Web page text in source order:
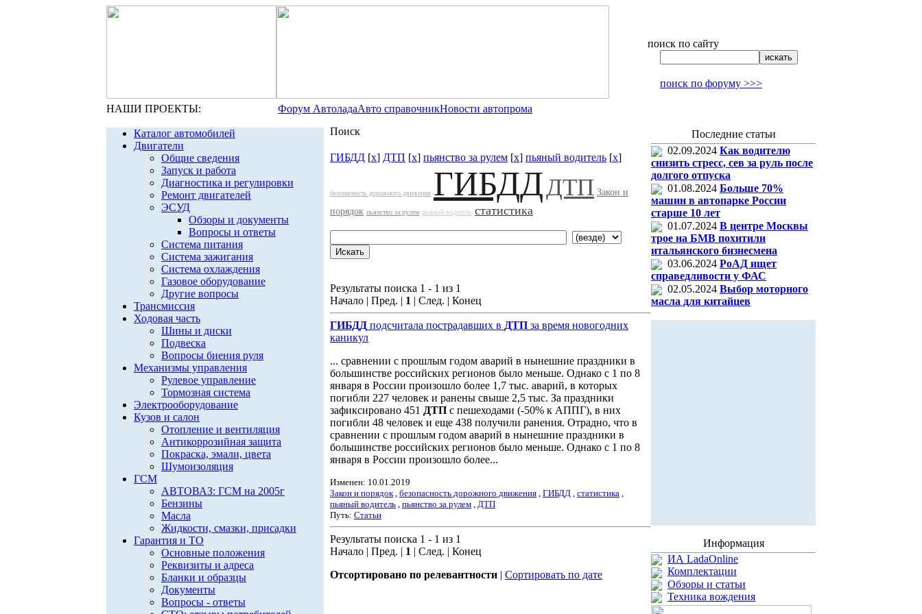
поиск по сайту
поиск по форуму >>>
НАШИ ПРОЕКТЫ: Форум АвтоладаАвто справочникНовости автопрома
Каталог автомобилей
Двигатели
Общие сведения
Запуск и работа
Диагностика и регулировки
Ремонт двигателей
ЭСУД
Обзоры и документы
Вопросы и ответы
Система питания
Система зажигания
Система охлаждения
Газовое оборудование
Другие вопросы
Трансмиссия
Ходовая часть
Шины и диски
Подвеска
Вопросы биения руля
Механизмы управления
Рулевое управление
Тормозная система
Электрооборудование
Кузов и салон
Отопление и вентиляция
Антикоррозийная защита
Покраска, эмали, цвета
Шумоизоляция
ГСМ
АВТОВАЗ: ГСМ на 2005г
Бензины
Масла
Жидкости, смазки, присадки
Гарантия и ТО
Основные положения
Реквизиты и адреса
Бланки и образцы
Документы
Вопросы - ответы
Поиск
ГИБДД [x] ДТП [x] пьянство за рулем [x] пьяный водитель [x]
безопасность дорожного движения ГИБДДДТП Закон и
порядок пьянство за рулем пьяный водитель статистика
Результаты поиска 1 - 1 из 1
Начало | Пред. | 1 | След. | Конец
ГИБДД подсчитала пострадавших в ДТП за время новогодних
каникул
... сравнении с прошлым годом аварий в нынешние праздники в
большинстве российских регионов было меньше. Однако с 1 по 8
января в России произошло более 1,7 тыс. аварий, в которых
погибли 227 человек и ранены свыше 2,5 тыс. За праздники
зафиксировано 451 ДТП с пешеходами (-50% к АППГ), в них
погибли 48 человек и еще 438 получили ранения. Отрадно, что в
сравнении с прошлым годом аварий в нынешние праздники в
большинстве российских регионов было меньше. Однако с 1 по 8
января в России произошло более...
Изменен: 10.01.2019
Закон и порядок, безопасность дорожного движения , ГИБДД , статистика ,
пьяный водитель , пьянство за рулем , ДТП
Путь: Статьи
Результаты поиска 1 - 1 из 1
Начало | Пред. | 1 | След. | Конец
Отсортировано по релевантности | Сортировать по дате
Последние статьи
02.09.2024 Как водителю
снизить стресс, сев за руль после
долгого отпуска
01.08.2024 Больше 70%
машин в автопарке России
старше 10 лет
01.07.2024 В центре Москвы
трое на БМВ похитили
итальянского бизнесмена
03.06.2024 РоАД ищет
справедливости у ФАС
02.05.2024 Выбор моторного
масла для китайцев
Информация
ИА LadaOnline
Комплектации
Обзоры и статьи
Техника вождения